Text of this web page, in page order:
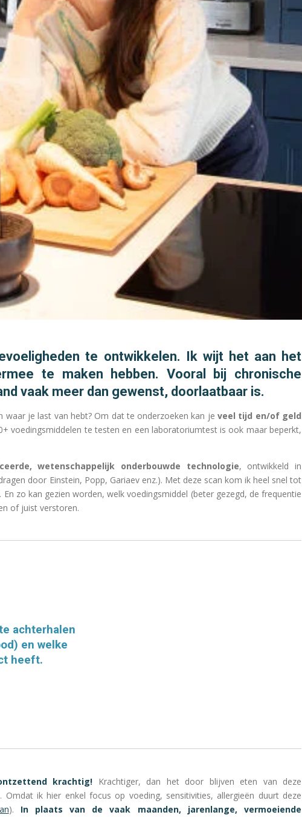
te ontwikkelen. Ik wijt het aan het
te maken hebben. Vooral bij chronische
vaak meer dan gewenst, doorlaatbaar is.
je last van hebt? Om dat te onderzoeken kan je veel tijd en/of geld
voedingsmiddelen te testen en een laboratoriumtest is ook maar beperkt,
wetenschappelijk onderbouwde technologie, ontwikkeld in
door Einstein, Popp, Gariaev enz.). Met deze scan kom ik heel snel tot
zo kan gezien worden, welk voedingsmiddel (beter gezegd, de frequentie
of juist verstoren.
achterhalen
en welke
heeft.
krachtig! Krachtiger, dan het door blijven eten van deze
ik hier enkel focus op voeding, sensitivities, allergieën duurt deze
). In plaats van de vaak maanden, jarenlange, vermoeiende